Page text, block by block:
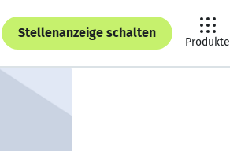
Stellenanzeige schalten
Produkte